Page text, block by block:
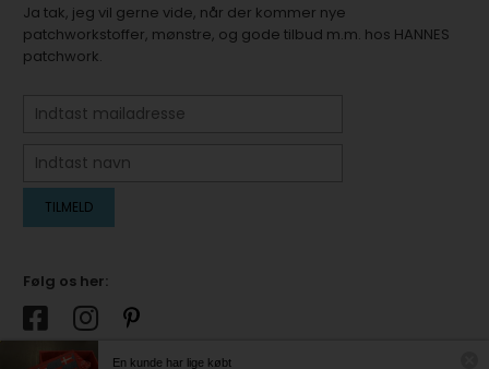
Ja tak, jeg vil gerne vide, når der kommer nye
patchworkstoffer, mønstre, og gode tilbud m.m. hos HANNES
patchwork.
Følg os her:
En kunde har lige købt